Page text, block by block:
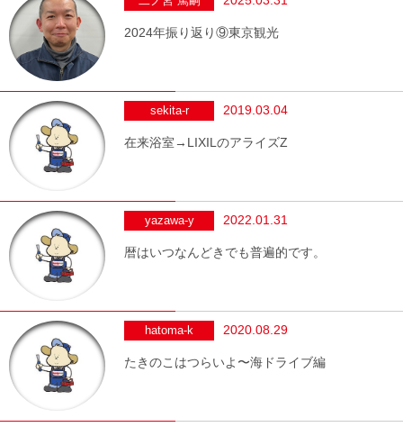
2024年振り返り⑨東京観光
sekita-r 2019.03.04
在来浴室→LIXILのアライズZ
yazawa-y 2022.01.31
暦はいつなんどきでも普遍的です。
hatoma-k 2020.08.29
たきのこはつらいよ〜海ドライブ編